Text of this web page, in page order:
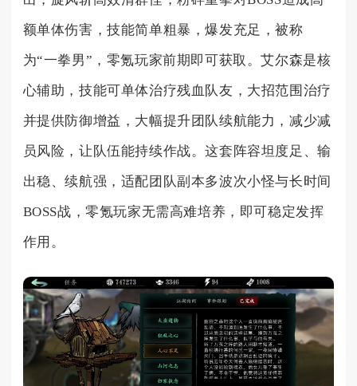
额单体伤害，技能简单粗暴，爆发充足，被称
为“一拳男”，零氪玩家前期即可获取。艾尔森是核
心辅助，技能可单体治疗残血队友，大招范围治疗
并提供防御增益，大幅提升团队续航能力，减少减
员风险，让队伍能持续作战。这套阵容坦度足、输
出稳、续航强，适配团队副本多波次小怪与长时间
BOSS战，零氪玩家无需高难培养，即可稳定发挥
作用。